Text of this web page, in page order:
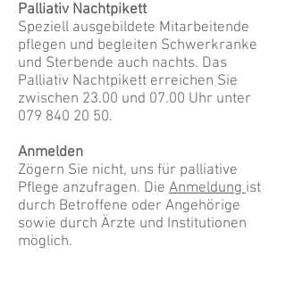
Palliativ Nachtpikett
Speziell ausgebildete Mitarbeitende
pflegen und begleiten Schwerkranke
und Sterbende auch nachts. Das
Palliativ Nachtpikett erreichen Sie
zwischen 23.00 und 07.00 Uhr unter
079 840 20 50.
Anmelden
Zögern Sie nicht, uns für palliative
Pflege anzufragen. Die Anmeldungist
durch Betroffene oder Angehörige
sowie durch Ärzte und Institutionen
möglich.